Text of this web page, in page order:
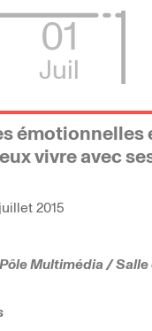
01
Juil
émotionnelles
vivre avec
2015
Multimédia / Salle